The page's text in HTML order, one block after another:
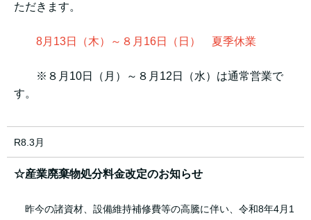
ただきます。
8月13日（木）～８月16日（日） 夏季休業
※８月10日（月）～８月12日（水）は通常営業で
す。
R8.3月
☆産業廃棄物処分料金改定のお知らせ
昨今の諸資材、設備維持補修費等の高騰に伴い、令和8年4月1